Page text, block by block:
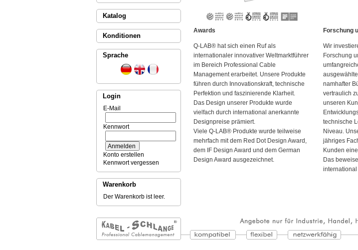
Katalog
Konditionen
Sprache
Login
E-Mail
Kennwort
Konto erstellen
Kennwort vergessen
Warenkorb
Der Warenkorb ist leer.
Awards
Q-LAB® hat sich einen Ruf als
internationaler innovativer Weltmarktführer
im Bereich Professional Cable
Management erarbeitet. Unsere Produkte
führen durch Innovationskraft, technische
Perfektion und faszinierende Klarheit.
Das Design unserer Produkte wurde
vielfach durch international anerkannte
Designpreise prämiert.
Viele Q-LAB® Produkte wurde teilweise
mehrfach mit dem Red Dot Design Award,
dem IF Design Award und dem German
Design Award ausgezeichnet.
Forschung
Wir
Forschung
namhafter
vertraulich
unseren
technische
Niveau.
jähriges
Kunden
Das
international